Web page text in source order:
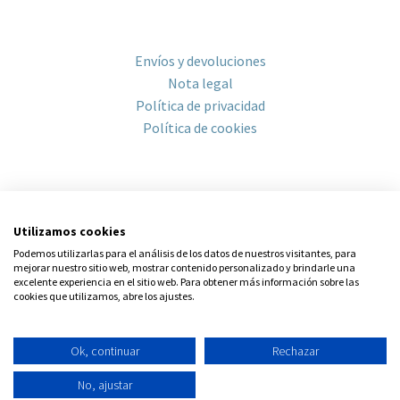
Envíos y devoluciones
Nota legal
Política de privacidad
Política de cookies
He leído y acepto laPolítica de privacidad
Utilizamos cookies
Podemos utilizarlas para el análisis de los datos de nuestros visitantes, para
mejorar nuestro sitio web, mostrar contenido personalizado y brindarle una
excelente experiencia en el sitio web. Para obtener más información sobre las
cookies que utilizamos, abre los ajustes.
Ok, continuar Rechazar
No, ajustar